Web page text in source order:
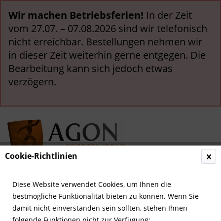
Wir machen Betriebsferien! In der Zeit
vom 27.07. – 07.08.2026 sind wir telefonisch
nicht erreichbar. Bestellungen nehmen wir
in dieser Zeit weiterhin gerne entgegen. Die
Bearbeitung kann sich jedoch etwas
verzögern.
Menü
Übersicht Biografien
Cookie-Richtlinien
Diese Website verwendet Cookies, um Ihnen die
bestmögliche Funktionalität bieten zu können. Wenn Sie
damit nicht einverstanden sein sollten, stehen Ihnen